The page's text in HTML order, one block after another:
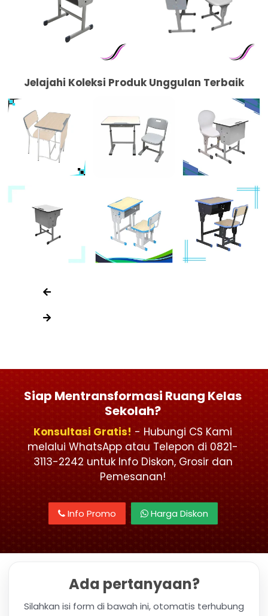
Jelajahi Koleksi Produk Unggulan Terbaik
Siap Mentransformasi Ruang Kelas
Sekolah?
Konsultasi Gratis! - Hubungi CS Kami
melalui WhatsApp atau Telepon di 0821-
3113-2242 untuk Info Diskon, Grosir dan
Pemesanan!
Info Promo Harga Diskon
Ada pertanyaan?
Silahkan isi form di bawah ini, otomatis terhubung